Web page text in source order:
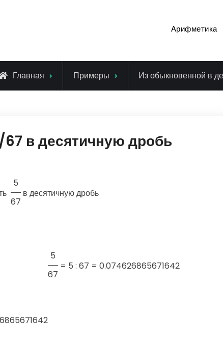
Арифметика
Главная Примеры Из обыкновенной в
в десятичную дробь
5
67
в десятичную дробь
5
67
= 5 : 67 = 0.074626865671642